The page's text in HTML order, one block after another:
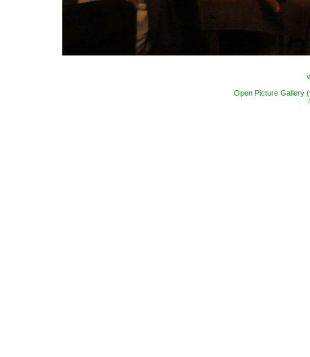
Open Picture Gallery